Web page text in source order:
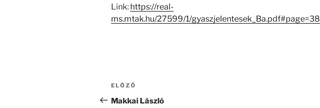
Link: https://real-
ms.mtak.hu/27599/1/gyaszjelentesek_Ba.pdf#page=38
Bejegyzés
navigáció
Korábbi
bejegyzés
ELŐZŐ
Makkai László